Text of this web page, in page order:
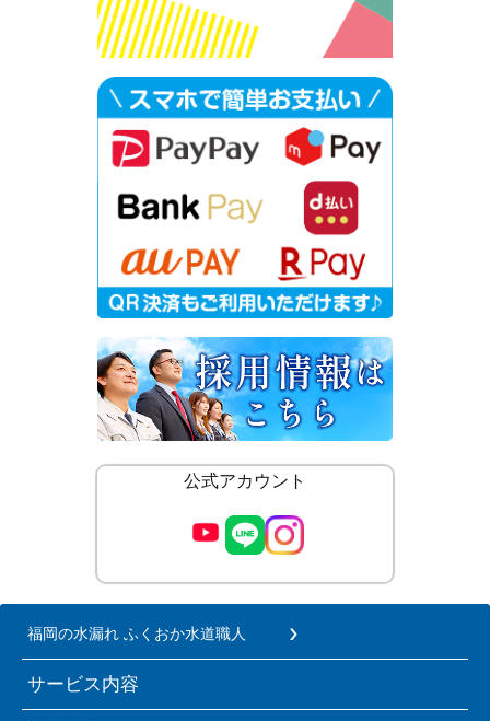
公式アカウント
福岡の水漏れ ふくおか水道職人
サービス内容